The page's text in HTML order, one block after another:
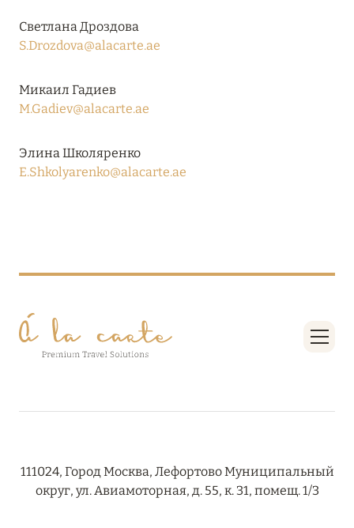
Подробнее
20 августа 2024
Подробнее
АКУЛЫ И ПРЕДЛОЖЕНИЯ ОТ ОТЕЛЯ
30 июля 2024
19 июля 2024
Светлана Дроздова
S.Drozdova@alacarte.ae
Микаил Гадиев
M.Gadiev@alacarte.ae
Элина Школяренко
E.Shkolyarenko@alacarte.ae
111024, Город Москва, Лефортово Муниципальный
округ, ул. Авиамоторная, д. 55, к. 31, помещ. 1/3